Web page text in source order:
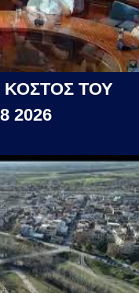
ΚΟΣΤΟΣ ΤΟΥ
2026